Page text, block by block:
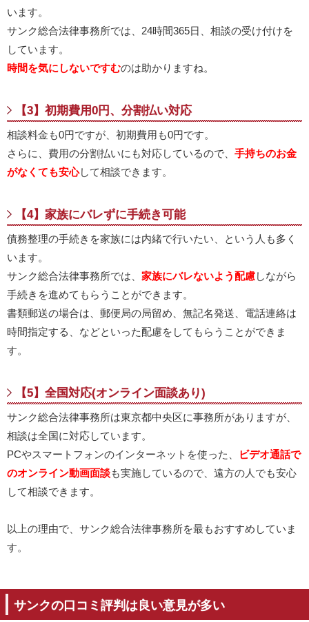
います。
サンク総合法律事務所では、24時間365日、相談の受け付けを
しています。
時間を気にしないですむのは助かりますね。
【3】初期費用0円、分割払い対応
相談料金も0円ですが、初期費用も0円です。
さらに、費用の分割払いにも対応しているので、 手持ちのお金
がなくても安心して相談できます。
【4】家族にバレずに手続き可能
債務整理の手続きを家族には内緒で行いたい、という人も多く
います。
サンク総合法律事務所では、 家族にバレないよう配慮しながら
手続きを進めてもらうことができます。
書類郵送の場合は、郵便局の局留め、無記名発送、電話連絡は
時間指定する、などといった配慮をしてもらうことができま
す。
【5】全国対応(オンライン面談あり)
サンク総合法律事務所は東京都中央区に事務所がありますが、
相談は全国に対応しています。
PCやスマートフォンのインターネットを使った、
ビデオ通話で
のオンライン動画面談も実施しているので、遠方の人でも安心
して相談できます。
以上の理由で、サンク総合法律事務所を最もおすすめしていま
す。
サンクの口コミ評判は良い意見が多い